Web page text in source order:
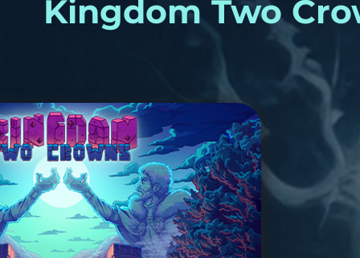
Kingdom Two